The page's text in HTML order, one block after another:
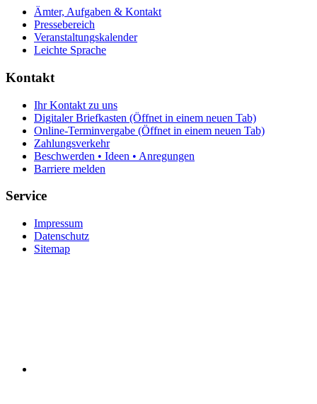
Ämter, Aufgaben & Kontakt
Pressebereich
Veranstaltungskalender
Leichte Sprache
Kontakt
Ihr Kontakt zu uns
Digitaler Briefkasten (Öffnet in einem neuen Tab)
Online-Terminvergabe (Öffnet in einem neuen Tab)
Zahlungsverkehr
Beschwerden • Ideen • Anregungen
Barriere melden
Service
Impressum
Datenschutz
Sitemap